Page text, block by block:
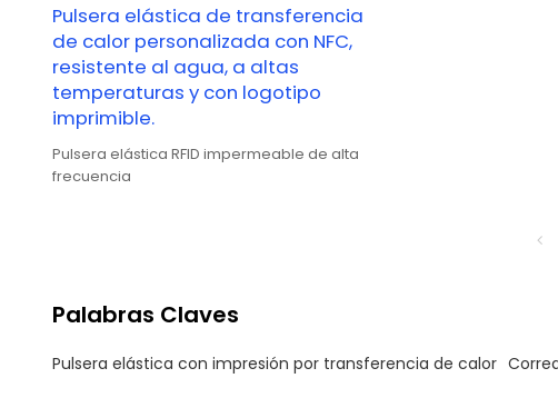
Pulsera elástica de transferencia
de calor personalizada con NFC,
resistente al agua, a altas
temperaturas y con logotipo
imprimible.
Pulsera elástica RFID impermeable de alta
frecuencia
Palabras Claves
Pulsera elástica con impresión por transferencia de calor